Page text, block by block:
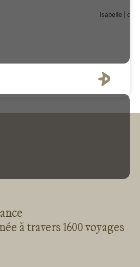
à travers 1600 voyages